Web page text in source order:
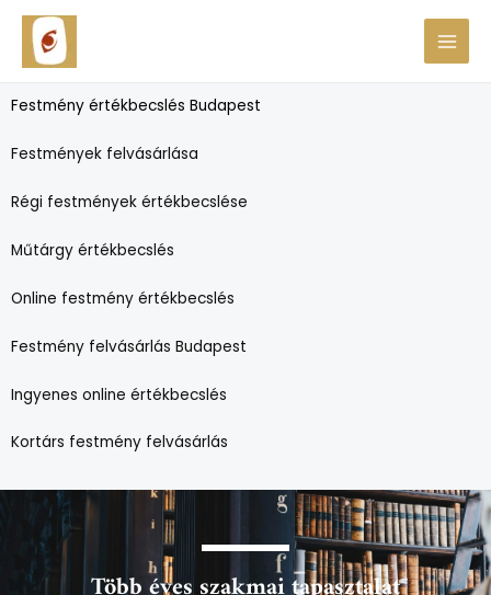
Skip
content
Festmény értékbecslés Budapest
Festmények felvásárlása
Régi festmények értékbecslése
Műtárgy értékbecslés
Online festmény értékbecslés
Festmény felvásárlás Budapest
Ingyenes online értékbecslés
Kortárs festmény felvásárlás